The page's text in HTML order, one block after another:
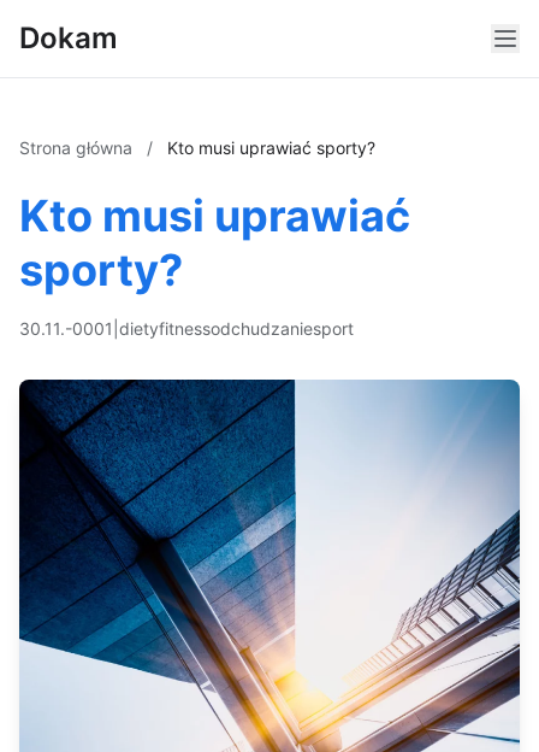
Dokam
Strona główna / Kto musi uprawiać sporty?
Kto musi uprawiać
sporty?
30.11.-0001 dietyfitnessodchudzaniesport